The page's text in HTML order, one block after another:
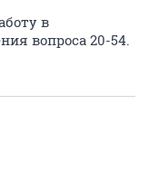
в
вопроса 20-54.